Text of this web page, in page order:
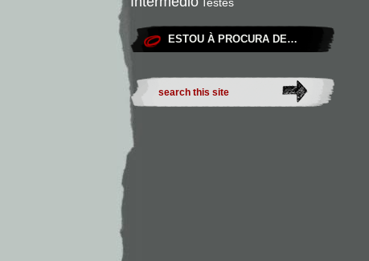
ESTOU À PROCURA DE…